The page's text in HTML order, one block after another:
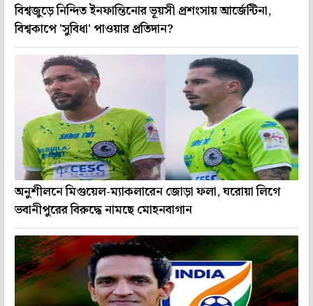
বিশ্বজুড়ে নিন্দিত ইনফান্তিনোর ভূয়সী প্রশংসায় আর্জেন্টিনা,
বিশ্বকাপে 'সুবিধা' পাওয়ার প্রতিদান?
অনুশীলনে মিগুয়েল-ম্যাকলারেন জোড়া ফলা, ঘরোয়া লিগে
ভবানীপুরের বিরুদ্ধে নামছে মোহনবাগান